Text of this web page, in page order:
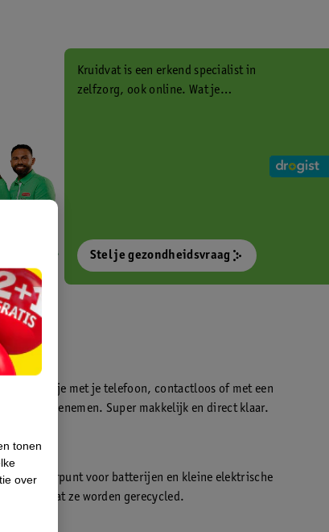
Kruidvat is een erkend specialist in
zelfzorg, ook online. Wat je
Stel je gezondheidsvraag
waarmee je met je telefoon, contactloos of met een
kan meenemen. Super makkelijk en direct klaar.
inleverpunt voor batterijen en kleine elektrische
zodat ze worden gerecycled.
tonen
over